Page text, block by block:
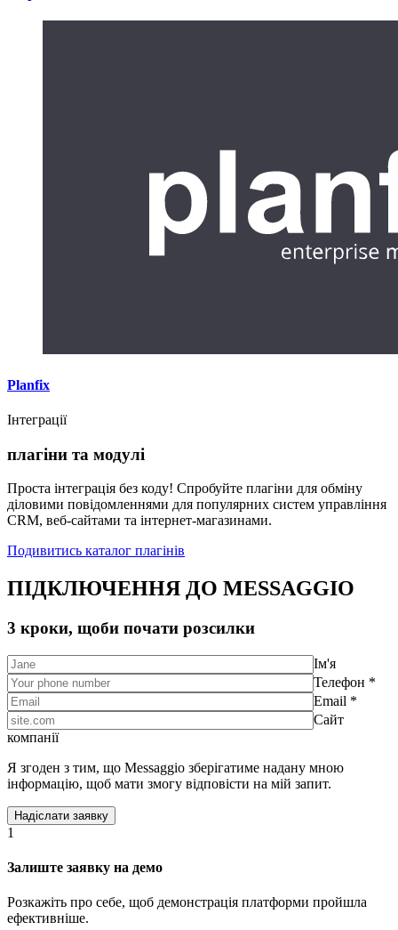
Planfix
Інтеграції
плагіни та модулі
Проста інтеграція без коду! Спробуйте плагіни для обміну
діловими повідомленнями для популярних систем управління
CRM, веб-сайтами та інтернет-магазинами.
Подивитись каталог плагінів
ПІДКЛЮЧЕННЯ ДО MESSAGGIO
3 кроки, щоби почати розсилки
Ім'я
Телефон *
Email *
Сайт
компанії
Я згоден з тим, що Messaggio зберігатиме надану мною
інформацію, щоб мати змогу відповісти на мій запит.
1
Залиште заявку на демо
Розкажіть про себе, щоб демонстрація платформи пройшла
ефективніше.